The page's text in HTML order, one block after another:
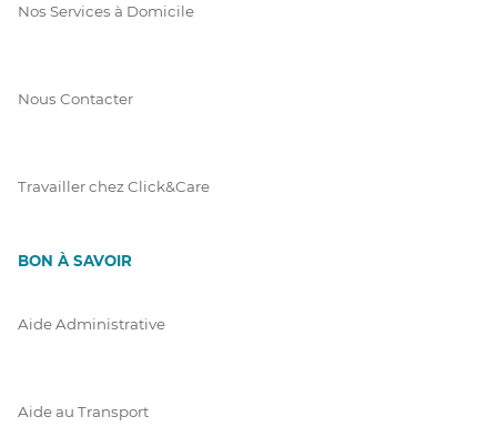
Nos Services à Domicile
Nous Contacter
Travailler chez Click&Care
BON À SAVOIR
Aide Administrative
Aide au Transport